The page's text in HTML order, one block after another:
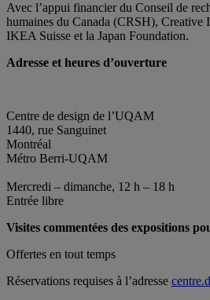
Avec l’appui financier du Conseil de
humaines du Canada (CRSH),
IKEA Suisse et la Japan Foundation.
Adresse et heures d’ouverture
Centre de design de l’UQAM
1440, rue Sanguinet
Montréal
Métro Berri-UQAM
Mercredi – dimanche, 12 h – 18 h
Entrée libre
Visites commentées des expositions
Offertes en tout temps
Réservations requises à l’adresse